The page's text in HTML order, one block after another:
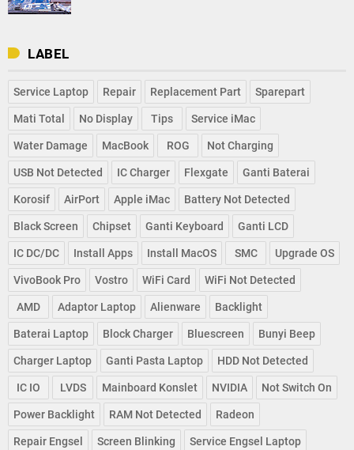
LABEL
Service Laptop Repair Replacement Part Sparepart
Mati Total No Display Tips Service iMac
Water Damage MacBook ROG Not Charging
USB Not Detected IC Charger Flexgate Ganti Baterai
Korosif AirPort Apple iMac Battery Not Detected
Black Screen Chipset Ganti Keyboard Ganti LCD
IC DC/DC Install Apps Install MacOS SMC Upgrade OS
VivoBook Pro Vostro WiFi Card WiFi Not Detected
AMD Adaptor Laptop Alienware Backlight
Baterai Laptop Block Charger Bluescreen Bunyi Beep
Charger Laptop Ganti Pasta Laptop HDD Not Detected
IC IO LVDS Mainboard Konslet NVIDIA Not Switch On
Power Backlight RAM Not Detected Radeon
Repair Engsel Screen Blinking Service Engsel Laptop